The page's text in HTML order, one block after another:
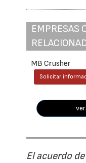
EMPRESAS
MB Crusher
Solicitar
El acuerdo